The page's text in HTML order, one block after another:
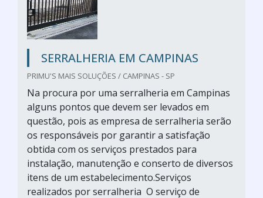
SERRALHERIA EM CAMPINAS
PRIMU'S MAIS SOLUÇÕES / CAMPINAS - SP
Na procura por uma serralheria em Campinas
alguns pontos que devem ser levados em
questão, pois as empresa de serralheria serão
os responsáveis por garantir a satisfação
obtida com os serviços prestados para
instalação, manutenção e conserto de diversos
itens de um estabelecimento.Serviços
realizados por serralheria O serviço de